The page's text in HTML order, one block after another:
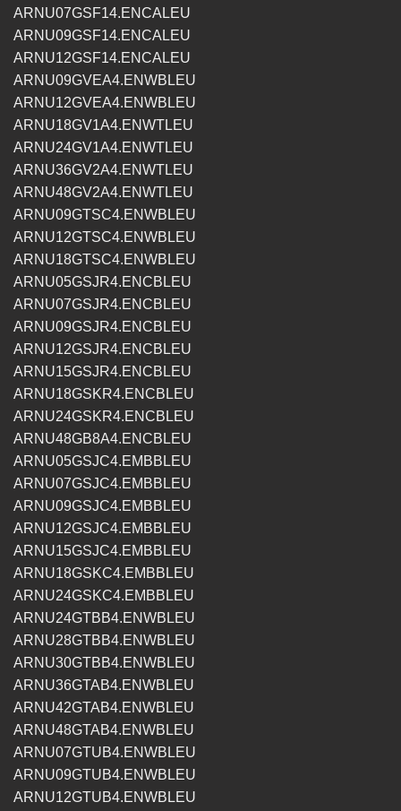
ARNU07GSF14.ENCALEU
ARNU09GSF14.ENCALEU
ARNU12GSF14.ENCALEU
ARNU09GVEA4.ENWBLEU
ARNU12GVEA4.ENWBLEU
ARNU18GV1A4.ENWTLEU
ARNU24GV1A4.ENWTLEU
ARNU36GV2A4.ENWTLEU
ARNU48GV2A4.ENWTLEU
ARNU09GTSC4.ENWBLEU
ARNU12GTSC4.ENWBLEU
ARNU18GTSC4.ENWBLEU
ARNU05GSJR4.ENCBLEU
ARNU07GSJR4.ENCBLEU
ARNU09GSJR4.ENCBLEU
ARNU12GSJR4.ENCBLEU
ARNU15GSJR4.ENCBLEU
ARNU18GSKR4.ENCBLEU
ARNU24GSKR4.ENCBLEU
ARNU48GB8A4.ENCBLEU
ARNU05GSJC4.EMBBLEU
ARNU07GSJC4.EMBBLEU
ARNU09GSJC4.EMBBLEU
ARNU12GSJC4.EMBBLEU
ARNU15GSJC4.EMBBLEU
ARNU18GSKC4.EMBBLEU
ARNU24GSKC4.EMBBLEU
ARNU24GTBB4.ENWBLEU
ARNU28GTBB4.ENWBLEU
ARNU30GTBB4.ENWBLEU
ARNU36GTAB4.ENWBLEU
ARNU42GTAB4.ENWBLEU
ARNU48GTAB4.ENWBLEU
ARNU07GTUB4.ENWBLEU
ARNU09GTUB4.ENWBLEU
ARNU12GTUB4.ENWBLEU